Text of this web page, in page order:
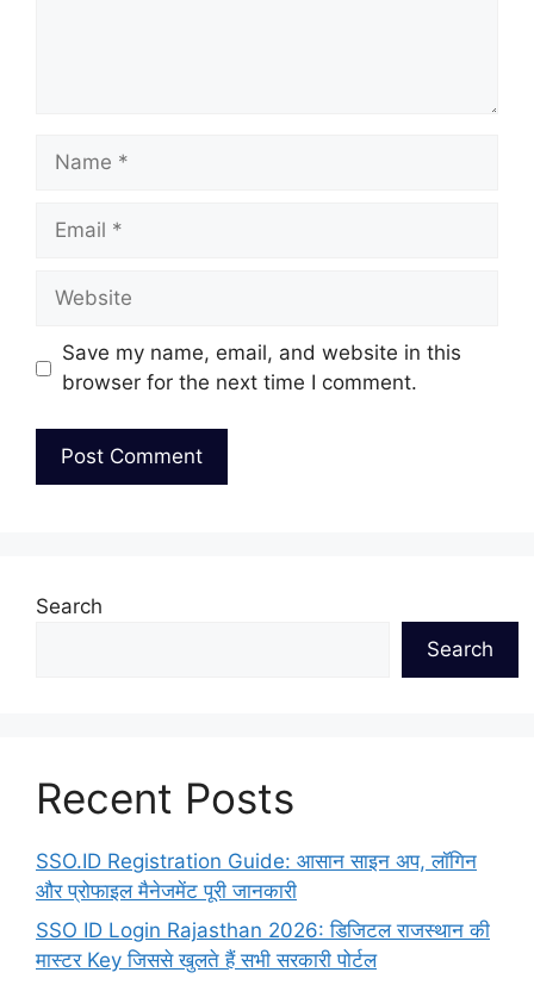
Name
Email
Website
Save my name, email, and website in this
browser for the next time I comment.
Search
Search
Recent Posts
SSO.ID Registration Guide: आसान साइन अप, लॉगिन
और प्रोफाइल मैनेजमेंट पूरी जानकारी
SSO ID Login Rajasthan 2026: डिजिटल राजस्थान की
मास्टर Key जिससे खुलते हैं सभी सरकारी पोर्टल